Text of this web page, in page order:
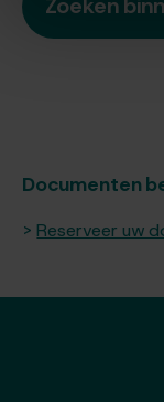
Documenten
Reserveer uw